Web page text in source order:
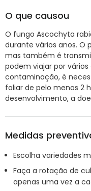
O que causou
O fungo Ascochyta
durante vários anos. O
mas também é
podem viajar por
contaminação, é
foliar de pelo menos 2
desenvolvimento, a
Medidas
Escolha variedades
Faça a rotação de
apenas uma vez a